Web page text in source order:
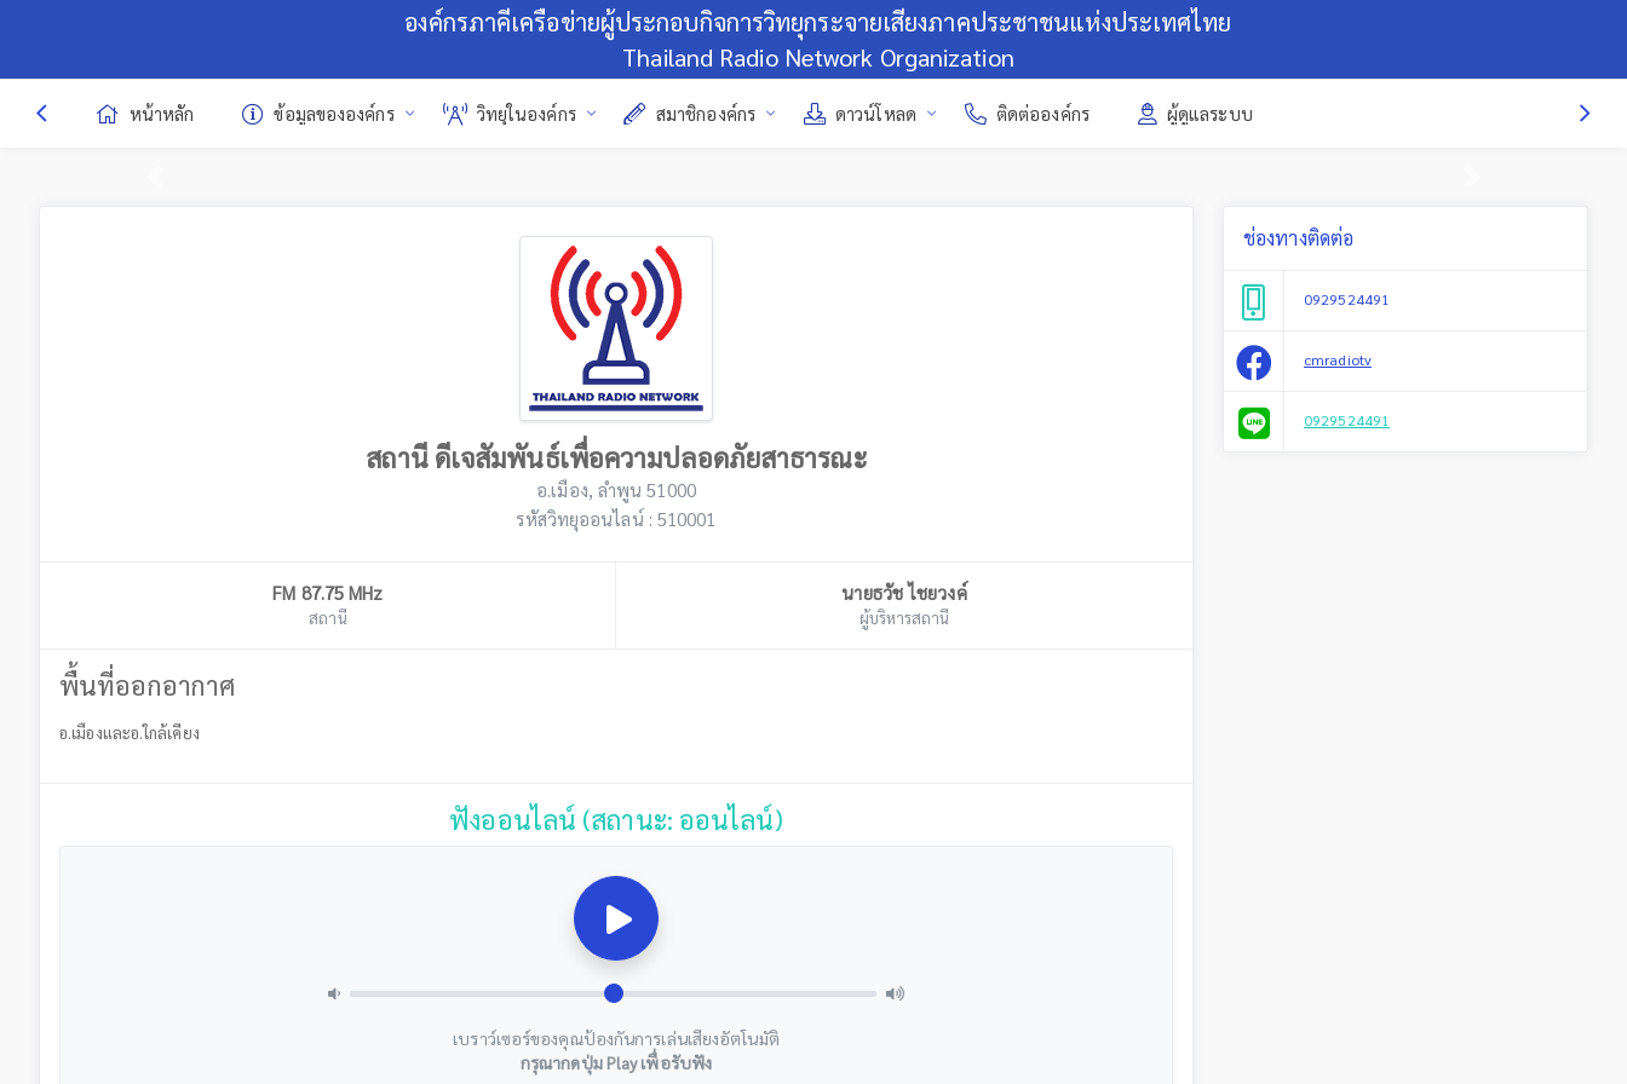
หน้าหลัก ข้อมูลขององค์กร วิทยุในองค์กร สมาชิกองค์กร ดาวน์โหลด ติดต่อองค์กร ผู้ดูแลระบบ
องค์กรภาคีเครือข่ายผู้ประกอบกิจการวิทยุกระจายเสียงภาคประชาชนแห่งประเทศไทย
Thailand Radio Network Organization
สถานี ดีเจสัมพันธ์เพื่อความปลอดภัยสาธารณะ
อ.เมือง, ลำพูน 51000
รหัสวิทยุออนไลน์ : 510001
FM 87.75 MHz
สถานี
นายธวัช ไชยวงค์
ผู้บริหารสถานี
พื้นที่ออกอากาศ
อ.เมืองและอ.ใกล้เคียง
ฟังออนไลน์ (สถานะ: ออนไลน์)
เบราว์เซอร์ของคุณป้องกันการเล่นเสียงอัตโนมัติ
กรุณากดปุ่ม Play เพื่อรับฟัง
ช่องทางติดต่อ
0929524491
cmradiotv
0929524491